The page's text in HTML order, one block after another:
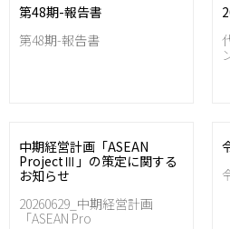
第48期-報告書
第48期-報告書
中期経営計画「ASEAN
ProjectⅢ」の策定に関する
お知らせ
20260629_中期経営計画
「ASEAN Pro